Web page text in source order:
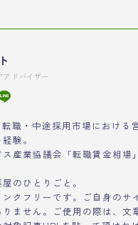
アドバイザー
職・中途採用市場における
験。
産業協議会「転職賃金相場
のひとりごと。
クフリーです。ご自身のサ
ません。ご使用の際は、文